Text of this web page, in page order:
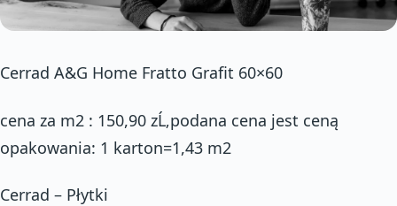
Cerrad A&G Home Fratto Grafit 60×60
cena za m2 : 150,90 zĹ‚podana cena jest ceną
opakowania: 1 karton=1,43 m2
Cerrad – Płytki